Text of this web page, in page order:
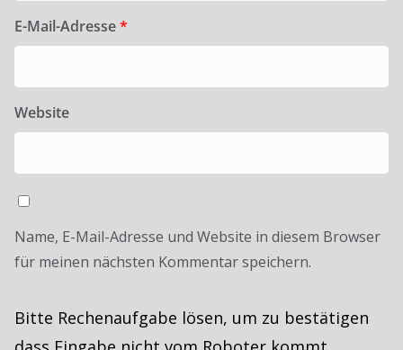
E-Mail-Adresse*
Website
Name, E-Mail-Adresse und Website in diesem Browser
für meinen nächsten Kommentar speichern.
Bitte Rechenaufgabe lösen, um zu bestätigen